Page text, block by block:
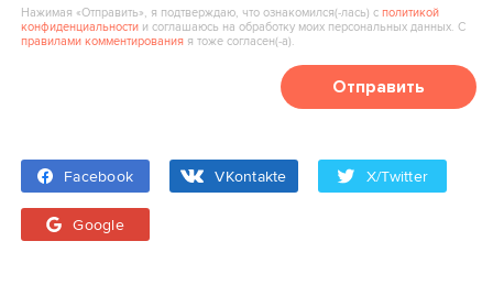
Нажимая «Отправить», я подтверждаю, что ознакомился(‑лась) сполитикой
конфиденциальности и соглашаюсь на обработку моих персональных данных. С
правилами комментирования я тоже согласен(‑а).
Отправить
Facebook VKontakte X/Twitter
Google